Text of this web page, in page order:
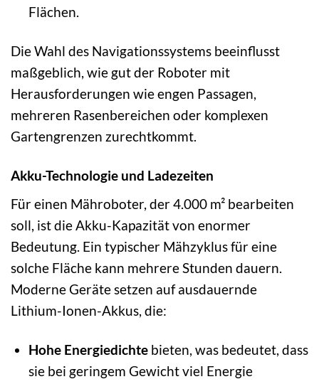
Flächen.
Die Wahl des Navigationssystems beeinflusst
maßgeblich, wie gut der Roboter mit
Herausforderungen wie engen Passagen,
mehreren Rasenbereichen oder komplexen
Gartengrenzen zurechtkommt.
Akku-Technologie und Ladezeiten
Für einen Mähroboter, der 4.000 m² bearbeiten
soll, ist die Akku-Kapazität von enormer
Bedeutung. Ein typischer Mähzyklus für eine
solche Fläche kann mehrere Stunden dauern.
Moderne Geräte setzen auf ausdauernde
Lithium-Ionen-Akkus, die:
Hohe Energiedichtebieten, was bedeutet, dass
sie bei geringem Gewicht viel Energie